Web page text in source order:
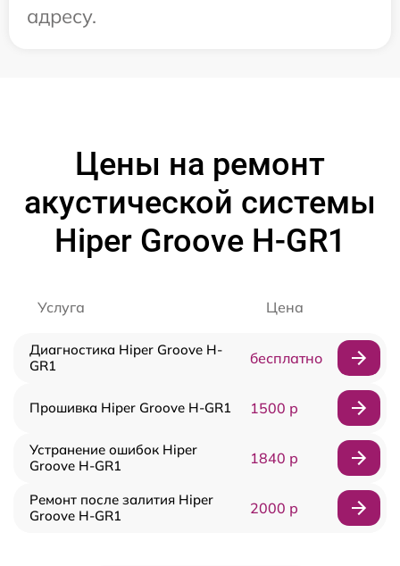
адресу.
Цены на ремонт
акустической системы
Hiper Groove H-GR1
Услуга Цена
Диагностика Hiper Groove H-
GR1
бесплатно
Прошивка Hiper Groove H-GR1 1500 р
Устранение ошибок Hiper
Groove H-GR1
1840 р
Ремонт после залития Hiper
Groove H-GR1
2000 р